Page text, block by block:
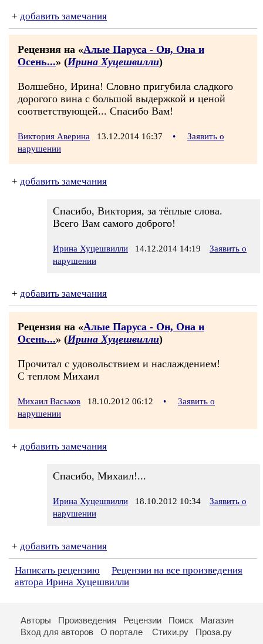
+ добавить замечания
Рецензия на «Алые Паруса - Он, Она и
Осень...» (Ирина Хуцешвилли)
Волшебно, Ирина! Словно пригубила сладкого
дорогого вина с большой выдержкой и ценой
соответствующей... Спасибо Вам!
Виктория Аверина 13.12.2014 16:37 •
Заявить о
нарушении
+ добавить замечания
Спасибо, Виктория, за тёплые слова.
Всего Вам самого доброго!
Ирина Хуцешвилли 14.12.2014 14:19
Заявить о
нарушении
+ добавить замечания
Рецензия на «Алые Паруса - Он, Она и
Осень...» (Ирина Хуцешвилли)
Прочитал с удовольствием и наслаждением!
С теплом Михаил
Михаил Васьков 18.10.2012 06:12 •
Заявить о
нарушении
+ добавить замечания
Спасибо, Михаил!...
Ирина Хуцешвилли 18.10.2012 10:34
Заявить о
нарушении
+ добавить замечания
Написать рецензию
Рецензии на все произведения
автора Ирина Хуцешвилли
Авторы Произведения Рецензии Поиск
Магазин
Вход для авторов
О портале Стихи.ру Проза.ру